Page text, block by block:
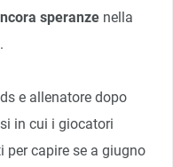
speranze nella
e allenatore dopo
in cui i giocatori
capire se a giugno